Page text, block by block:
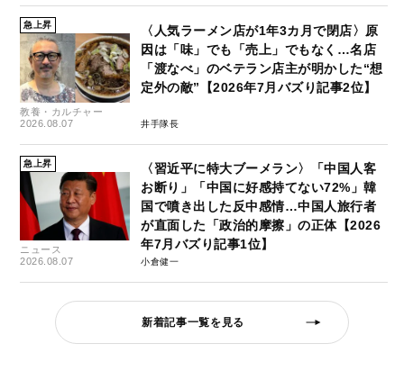
急上昇
教養・カルチャー
2026.08.07
〈人気ラーメン店が1年3カ月で閉店〉原
因は「味」でも「売上」でもなく…名店
「渡なべ」のベテラン店主が明かした“想
定外の敵”【2026年7月バズり記事2位】
井手隊長
急上昇
ニュース
2026.08.07
〈習近平に特大ブーメラン〉「中国人客
お断り」「中国に好感持てない72%」韓
国で噴き出した反中感情…中国人旅行者
が直面した「政治的摩擦」の正体【2026
年7月バズり記事1位】
小倉健一
新着記事一覧を見る